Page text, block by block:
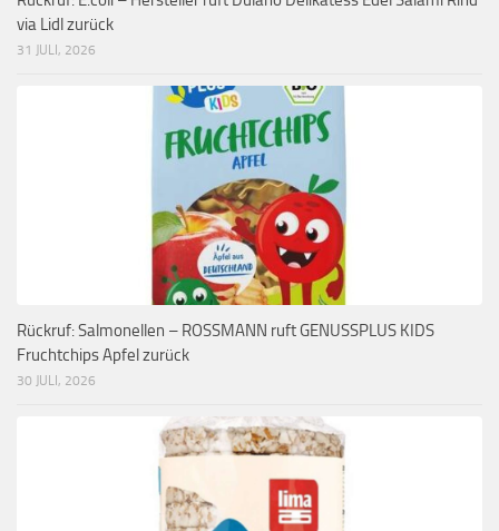
via Lidl zurück
31 JULI, 2026
Rückruf: Salmonellen – ROSSMANN ruft GENUSSPLUS KIDS
Fruchtchips Apfel zurück
30 JULI, 2026